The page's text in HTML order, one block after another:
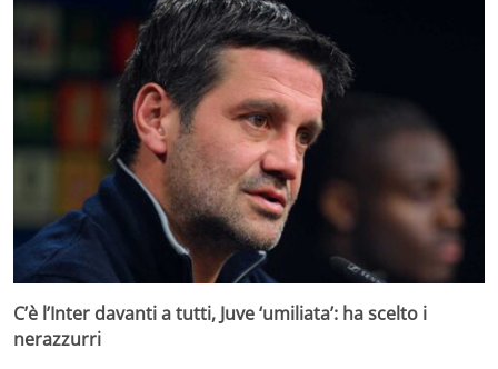
C’è l’Inter davanti a tutti, Juve ‘umiliata’: ha scelto i
nerazzurri